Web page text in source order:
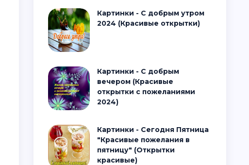
Картинки - С добрым утром
2024 (Красивые открытки)
Картинки - С добрым
вечером (Красивые
открытки с пожеланиями
2024)
Картинки - Сегодня Пятница
"Красивые пожелания в
пятницу" (Открытки
красивые)